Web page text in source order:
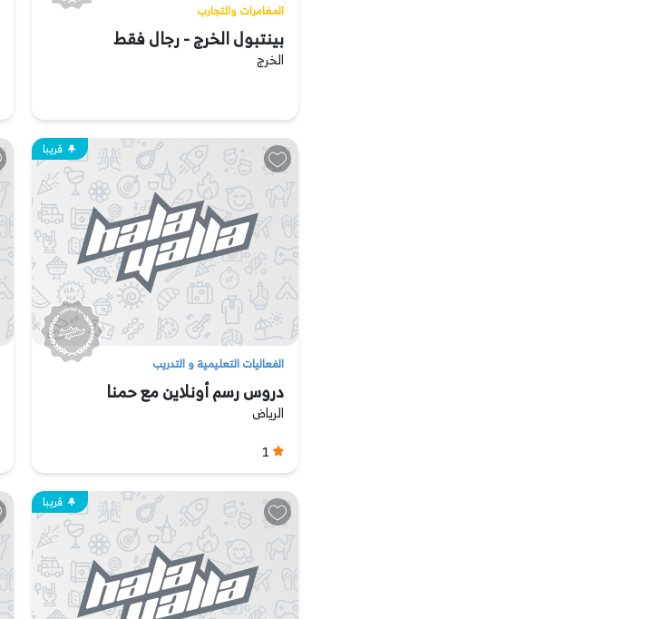
المغامرات والتجارب
بينتبول الخرج - رجال فقط
الخرج
قريبا
الفعاليات التعليمية و التدريب
دروس رسم أونلاين مع حمنا
الرياض
1
قريبا